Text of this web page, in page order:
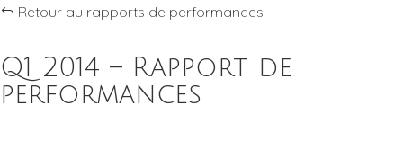
Retour au rapports de performances
Q1 2014 – Rapport de
performances